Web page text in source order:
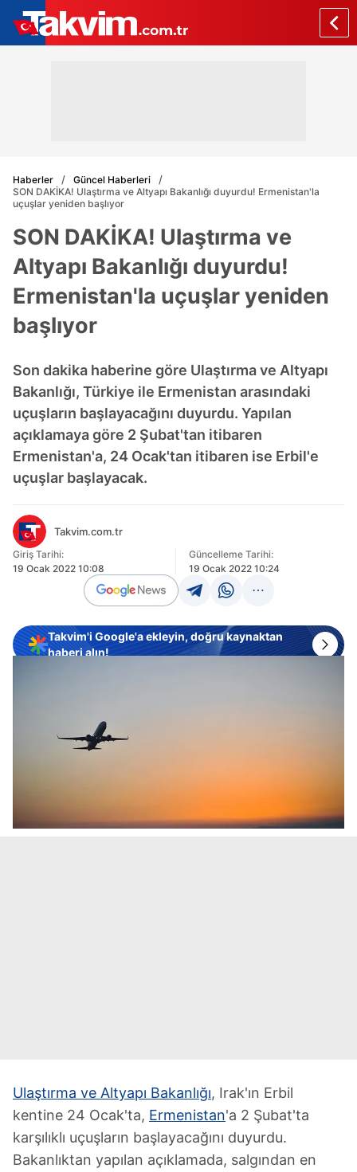
Haberler
Güncel Haberleri
SON DAKİKA! Ulaştırma ve Altyapı Bakanlığı duyurdu! Ermenistan'la
uçuşlar yeniden başlıyor
SON DAKİKA! Ulaştırma ve
Altyapı Bakanlığı duyurdu!
Ermenistan'la uçuşlar yeniden
başlıyor
Son dakika haberine göre Ulaştırma ve Altyapı
Bakanlığı, Türkiye ile Ermenistan arasındaki
uçuşların başlayacağını duyurdu. Yapılan
açıklamaya göre 2 Şubat'tan itibaren
Ermenistan'a, 24 Ocak'tan itibaren ise Erbil'e
uçuşlar başlayacak.
Takvim.com.tr
Giriş Tarihi:
19 Ocak 2022 10:08
Güncelleme Tarihi:
19 Ocak 2022 10:24
Takvim'i Google'a ekleyin, doğru kaynaktan
haberi alın!
Ulaştırma ve Altyapı Bakanlığı, Irak'ın Erbil
kentine 24 Ocak'ta, Ermenistan'a 2 Şubat'ta
karşılıklı uçuşların başlayacağını duyurdu.
Bakanlıktan yapılan açıklamada, salgından en